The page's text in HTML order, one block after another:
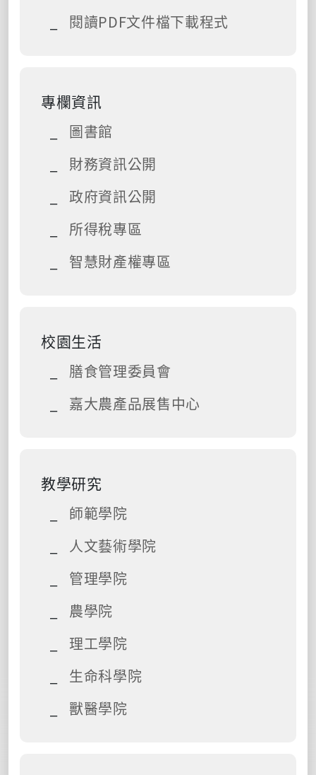
閱讀PDF文件檔下載程式
專欄資訊
圖書館
財務資訊公開
政府資訊公開
所得稅專區
智慧財產權專區
校園生活
膳食管理委員會
嘉大農產品展售中心
教學研究
師範學院
人文藝術學院
管理學院
農學院
理工學院
生命科學院
獸醫學院